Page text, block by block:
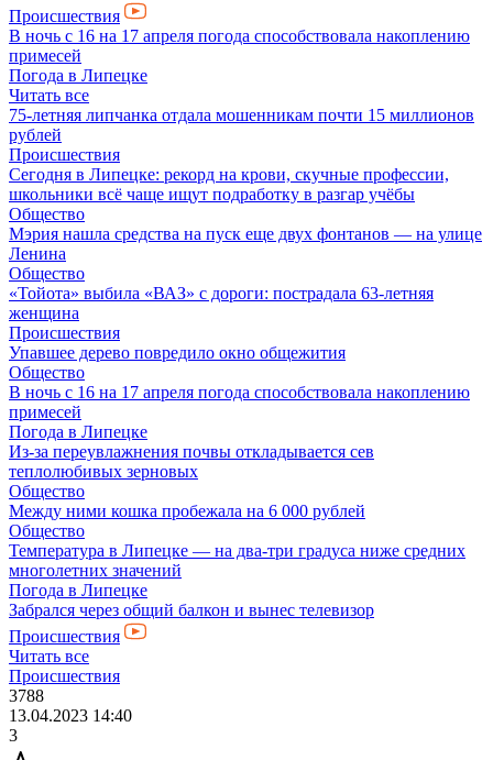
Происшествия
В ночь с 16 на 17 апреля погода способствовала накоплению
примесей
Погода в Липецке
Читать все
75-летняя липчанка отдала мошенникам почти 15 миллионов
рублей
Происшествия
Сегодня в Липецке: рекорд на крови, скучные профессии,
школьники всё чаще ищут подработку в разгар учёбы
Общество
Мэрия нашла средства на пуск еще двух фонтанов — на улице
Ленина
Общество
«Тойота» выбила «ВАЗ» с дороги: пострадала 63-летняя
женщина
Происшествия
Упавшее дерево повредило окно общежития
Общество
В ночь с 16 на 17 апреля погода способствовала накоплению
примесей
Погода в Липецке
Из-за переувлажнения почвы откладывается сев
теплолюбивых зерновых
Общество
Между ними кошка пробежала на 6 000 рублей
Общество
Температура в Липецке — на два-три градуса ниже средних
многолетних значений
Погода в Липецке
Забрался через общий балкон и вынес телевизор
Происшествия
Читать все
Происшествия
3788
13.04.2023 14:40
3